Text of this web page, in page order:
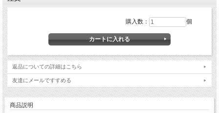
購入数： 個
返品についての詳細はこちら
友達にメールですすめる
商品説明